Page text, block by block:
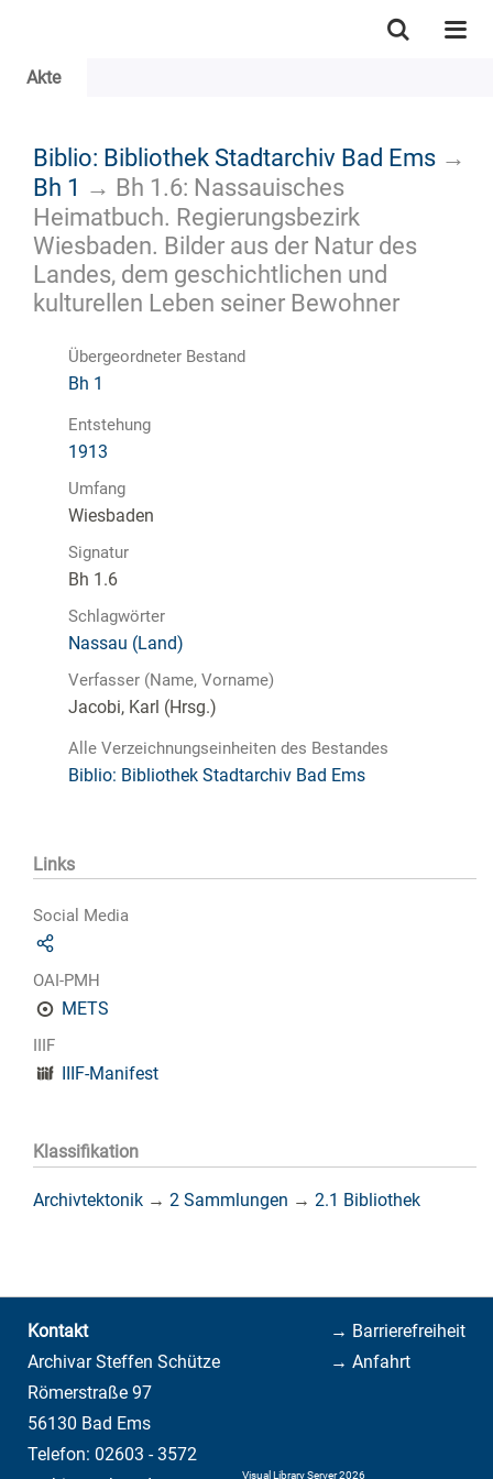
Akte
Biblio: Bibliothek Stadtarchiv Bad Ems →
Bh 1 → Bh 1.6: Nassauisches
Heimatbuch. Regierungsbezirk
Wiesbaden. Bilder aus der Natur des
Landes, dem geschichtlichen und
kulturellen Leben seiner Bewohner
Übergeordneter Bestand
Bh 1
Entstehung
1913
Umfang
Wiesbaden
Signatur
Bh 1.6
Schlagwörter
Nassau (Land)
Verfasser (Name, Vorname)
Jacobi, Karl (Hrsg.)
Alle Verzeichnungseinheiten des Bestandes
Biblio: Bibliothek Stadtarchiv Bad Ems
Links
Social Media
OAI-PMH
METS
IIIF
IIIF-Manifest
Klassifikation
Archivtektonik → 2 Sammlungen → 2.1 Bibliothek
→ Barrierefreiheit
→ Anfahrt
Kontakt
Archivar Steffen Schütze
Römerstraße 97
56130 Bad Ems
Telefon: 02603 - 3572
Visual Library Server 2026